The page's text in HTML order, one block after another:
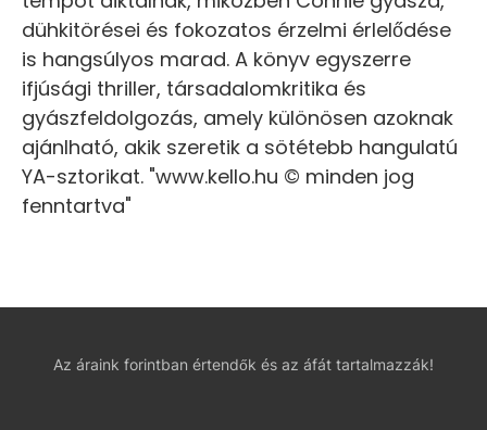
dühkitörései és fokozatos érzelmi érlelődése
is hangsúlyos marad. A könyv egyszerre
ifjúsági thriller, társadalomkritika és
gyászfeldolgozás, amely különösen azoknak
ajánlható, akik szeretik a sötétebb hangulatú
YA-sztorikat. "www.kello.hu © minden jog
fenntartva"
Az áraink forintban értendők és az áfát tartalmazzák!